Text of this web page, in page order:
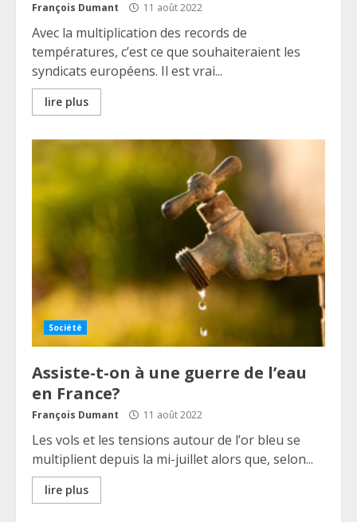
François Dumant 11 août 2022
Avec la multiplication des records de
températures, c’est ce que souhaiteraient les
syndicats européens. Il est vrai...
lire plus
Société
Assiste-t-on à une guerre de l’eau
en France?
François Dumant 11 août 2022
Les vols et les tensions autour de l’or bleu se
multiplient depuis la mi-juillet alors que, selon...
lire plus